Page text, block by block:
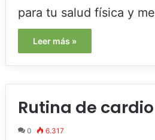
para tu salud física y
Leer más »
Rutina de
0 6.317